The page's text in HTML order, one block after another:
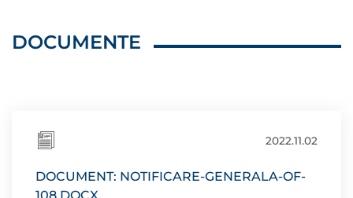
DOCUMENTE
2022.11.02
DOCUMENT: NOTIFICARE-GENERALA-OF-